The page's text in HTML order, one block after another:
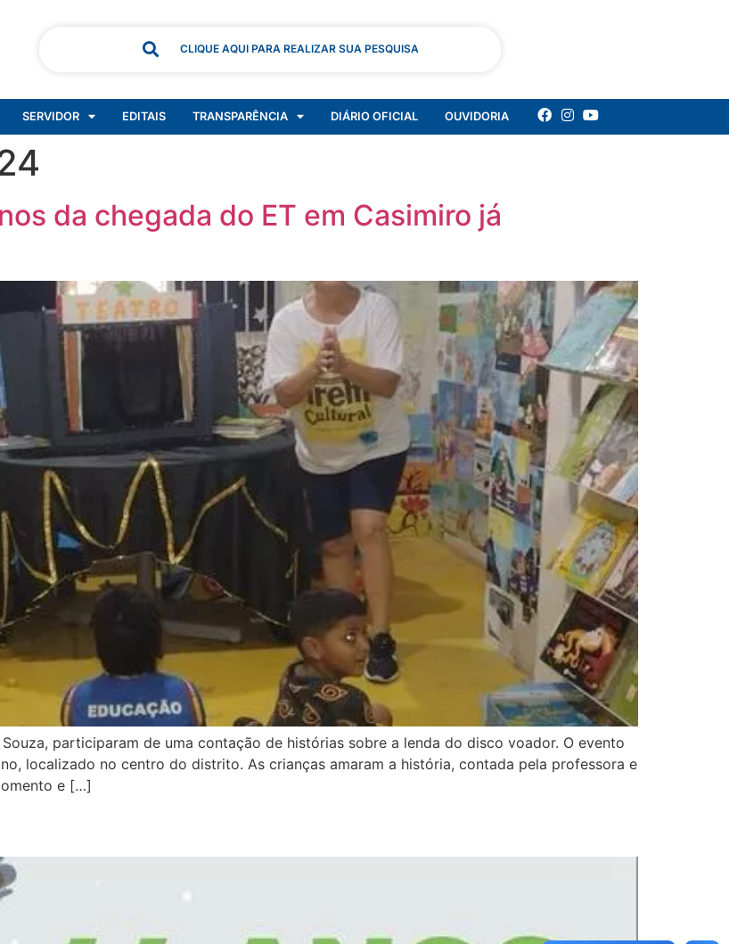
CLIQUE AQUI PARA REALIZAR SUA PESQUISA
SERVIDOR EDITAIS TRANSPARÊNCIA DIÁRIO OFICIAL OUVIDORIA
da chegada do ET em Casimiro já
participaram de uma contação de histórias sobre a lenda do disco voador. O evento
localizado no centro do distrito. As crianças amaram a história, contada pela professora e
e […]